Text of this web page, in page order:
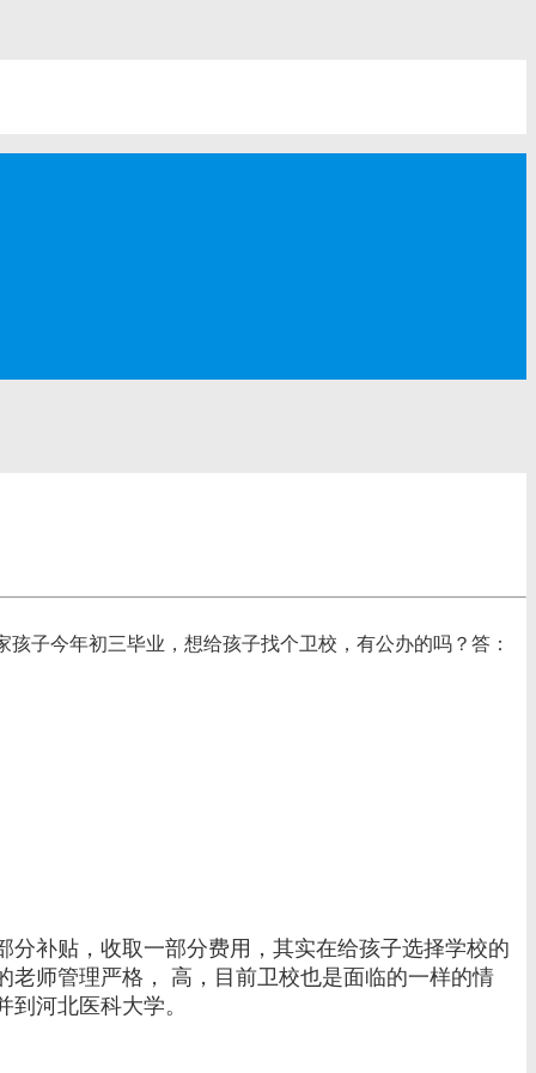
子今年初三毕业，想给孩子找个卫校，有公办的吗？答：
补贴，收取一部分费用，其实在给孩子选择学校的
师管理严格， 高，目前卫校也是面临的一样的情
河北医科大学。